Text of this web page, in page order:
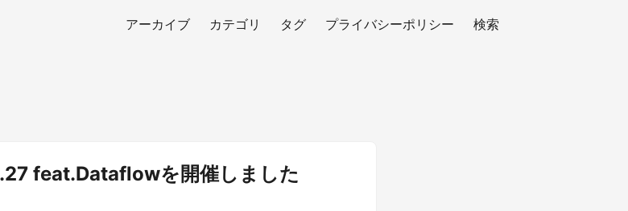
アーカイブ カテゴリ タグ プライバシーポリシー 検索
feat.Dataflowを開催しました